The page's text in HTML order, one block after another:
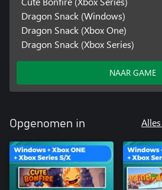
Dragon Snack (Windows)
Dragon Snack (Xbox One)
Dragon Snack (Xbox Series)
NAAR GAME
Opgenomen in